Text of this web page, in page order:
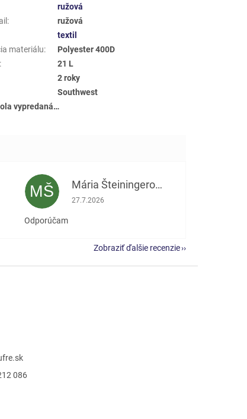
ružová
:
ružová
textil
materiálu:
Polyester 400D
:
21 L
2 roky
Southwest
vypredaná…
5 hviezdičiek.
MŠ Mária Šteiningerová
Hodnotenie obchodu je 5 z 5 hviezdičiek.
27.7.2026
Odporúčam
Zobraziť ďalšie recenzie
086